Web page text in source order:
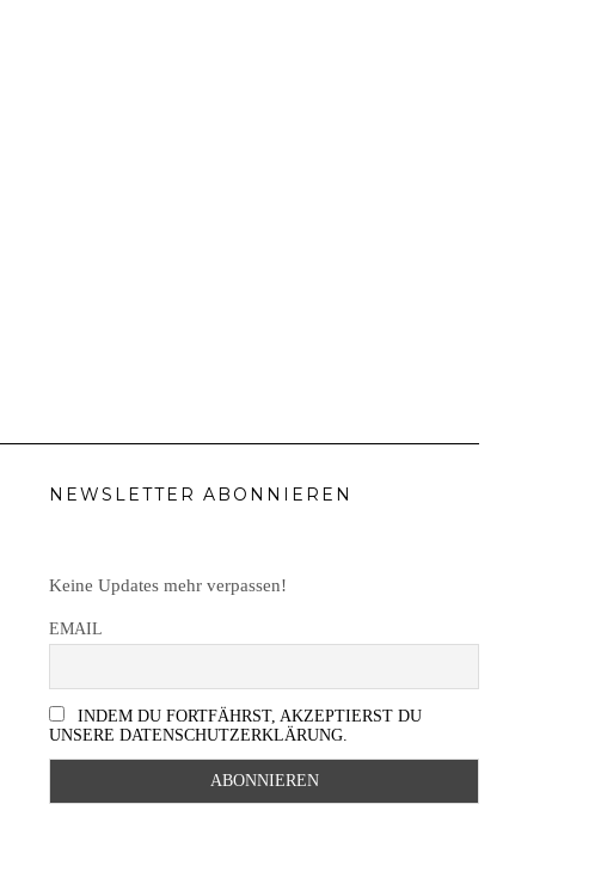
NEWSLETTER ABONNIEREN
Keine Updates mehr verpassen!
EMAIL
INDEM DU FORTFÄHRST, AKZEPTIERST DU
UNSERE DATENSCHUTZERKLÄRUNG.